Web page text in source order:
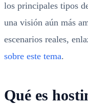
los principales tipos
una visión aún más
escenarios reales,
sobre este tema.
Qué es